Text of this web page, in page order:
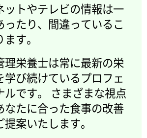
ットやテレビの情報は一
ったり、間違っているこ
す。
理栄養士は常に最新の栄
学び続けているプロフェ
ルです。 さまざまな視点
なたに合った食事の改善
案いたします。